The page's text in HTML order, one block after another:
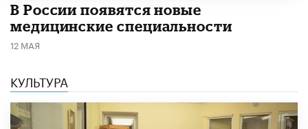
В России появятся новые
медицинские специальности
12 МАЯ
КУЛЬТУРА